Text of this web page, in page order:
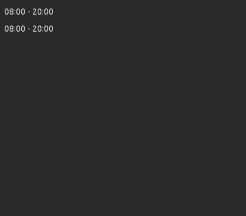
08:00
20:00
08:00 20:00